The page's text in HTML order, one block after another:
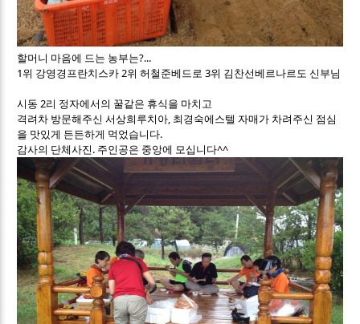
할머니 마음에 드는 농부는?...
1위 강영경프란치스카 2위 허철준베드로 3위 김찬선베르나르도 신부님
시동 2리 정자에서의 꿀같은 휴식을 마치고
격려차 방문해주신 서상희루치아, 최경숙에스텔 자매가 차려주신 점심
을 맛있게 든든하게 먹었습니다.
감사의 단체사진. 주인공은 중앙에 모십니다^^